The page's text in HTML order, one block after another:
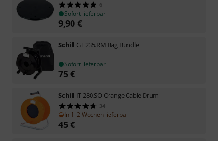
6
Sofort lieferbar
9,90 €
Schill GT 235.RM Bag Bundle
Sofort lieferbar
75€
Schill IT 280.SO Orange Cable Drum
34
In 1–2 Wochen lieferbar
45€